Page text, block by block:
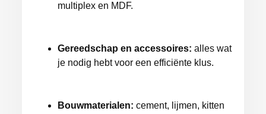
multiplex en MDF.
Gereedschap en accessoires: alles wat
je nodig hebt voor een efficiënte klus.
Bouwmaterialen: cement, lijmen, kitten